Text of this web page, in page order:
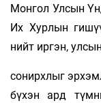
Монгол Улсын
Их Хурлын
нийт иргэн,
сонирхлыг
бүхэн ард